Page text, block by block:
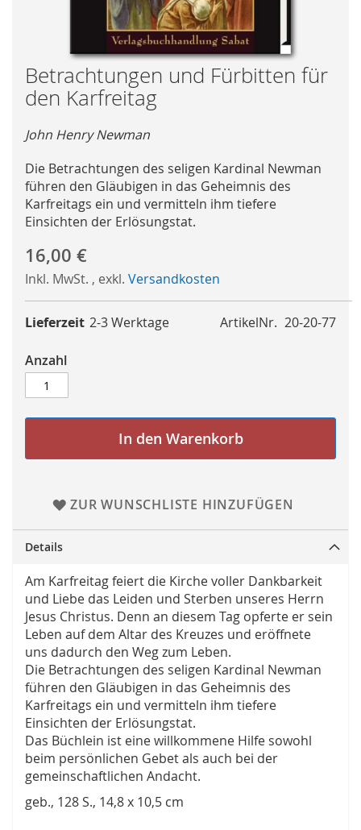
Skip
to
the
of
images
gallery
Betrachtungen und Fürbitten für
den Karfreitag
John Henry Newman
Die Betrachtungen des seligen Kardinal Newman
führen den Gläubigen in das Geheimnis des
Karfreitags ein und vermitteln ihm tiefere
Einsichten der Erlösungstat.
16,00 €
Inkl. MwSt. , exkl. Versandkosten
ArtikelNr. 20-20-77
Lieferzeit 2-3 Werktage
Anzahl
In den Warenkorb
ZUR WUNSCHLISTE HINZUFÜGEN
Details
Am Karfreitag feiert die Kirche voller Dankbarkeit
und Liebe das Leiden und Sterben unseres Herrn
Jesus Christus. Denn an diesem Tag opferte er sein
Leben auf dem Altar des Kreuzes und eröffnete
uns dadurch den Weg zum Leben.
Die Betrachtungen des seligen Kardinal Newman
führen den Gläubigen in das Geheimnis des
Karfreitags ein und vermitteln ihm tiefere
Einsichten der Erlösungstat.
Das Büchlein ist eine willkommene Hilfe sowohl
beim persönlichen Gebet als auch bei der
gemeinschaftlichen Andacht.
geb., 128 S., 14,8 x 10,5 cm